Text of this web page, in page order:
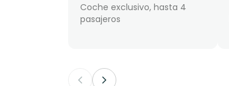
Coche exclusivo, hasta 4
pasajeros